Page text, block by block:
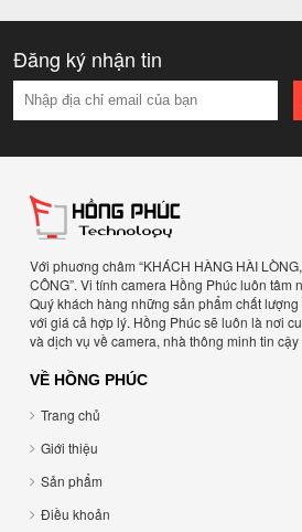
Đăng ký nhận tin
Với phuơng châm “KHÁCH HÀNG HÀI
CÔNG”. Vi tính camera Hồng Phúc luôn tâm
Quý khách hàng những sản phẩm chất
với giá cả hợp lý. Hồng Phúc sẽ luôn là nơi
và dịch vụ về camera, nhà thông minh tin
VỀ HỒNG PHÚC
Trang chủ
Giới thiệu
Sản phẩm
Điều khoản